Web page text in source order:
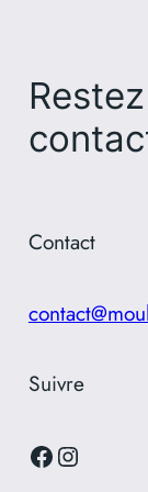
Contact
Suivre
Facebook Instagram